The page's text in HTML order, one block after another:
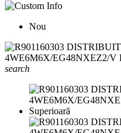
Nou
search